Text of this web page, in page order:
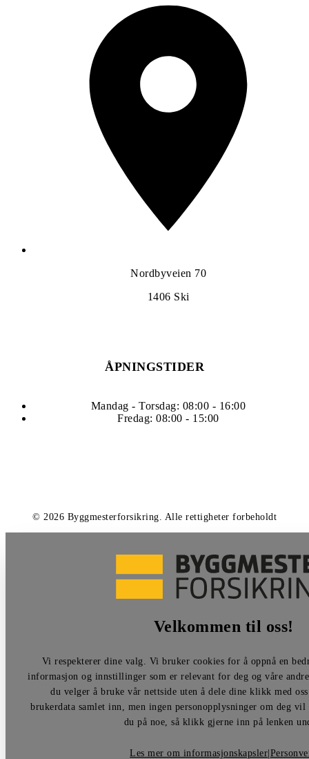
Nordbyveien 70
1406 Ski
ÅPNINGSTIDER
Mandag - Torsdag: 08:00 - 16:00
Fredag: 08:00 - 15:00
© 2026 Byggmesterforsikring Alle rettigheter forbeholdt
Velkommen til oss!
Vi respekterer dine valg. Vi bruker cookies for å oppnå en
informasjon og innstillinger som er relevant for deg og våre
du velger å bruke vår nettside uten å dele dine klikk med
brukerdata samlet inn, men ingen personopplysninger om deg
du på noe, så klikk gjerne inn på lenken
Les mer om informasjonskapsler|